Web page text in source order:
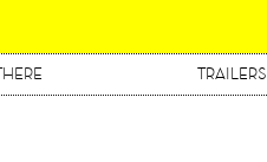
TRAILERS